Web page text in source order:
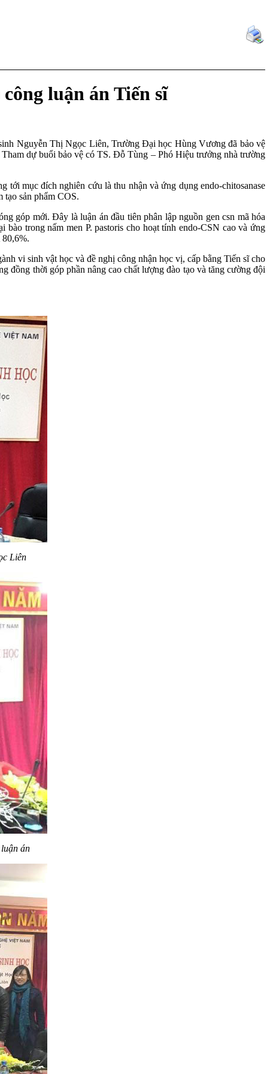
luận án Tiến sĩ
Nguyễn Thị Ngọc Liên, Trường Đại học Hùng Vương đã bảo vệ
dự buổi bảo vệ có TS. Đỗ Tùng – Phó Hiệu trưởng nhà trường
tới mục đích nghiên cứu là thu nhận và ứng dụng endo-chitosanase
tạo sản phẩm COS.
góp mới. Đây là luận án đầu tiên phân lập nguồn gen csn mã hóa
trong nấm men P. pastoris cho hoạt tính endo-CSN cao và ứng
80,6%.
vi sinh vật học và đề nghị công nhận học vị, cấp bằng Tiến sĩ cho
thời góp phần nâng cao chất lượng đào tạo và tăng cường đội
Liên
án